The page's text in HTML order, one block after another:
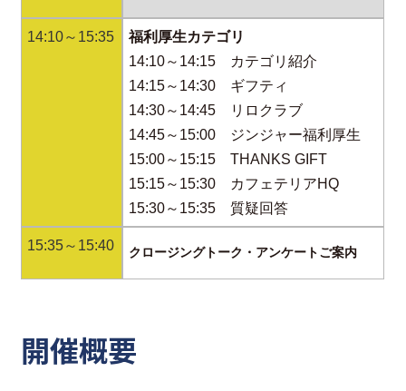
14:10～15:35
福利厚生カテゴリ
14:10～14:15 カテゴリ紹介
14:15～14:30 ギフティ
14:30～14:45 リロクラブ
14:45～15:00 ジンジャー福利厚生
15:00～15:15 THANKS GIFT
15:15～15:30 カフェテリアHQ
15:30～15:35 質疑回答
15:35～15:40 クロージングトーク・アンケートご案内
開催概要